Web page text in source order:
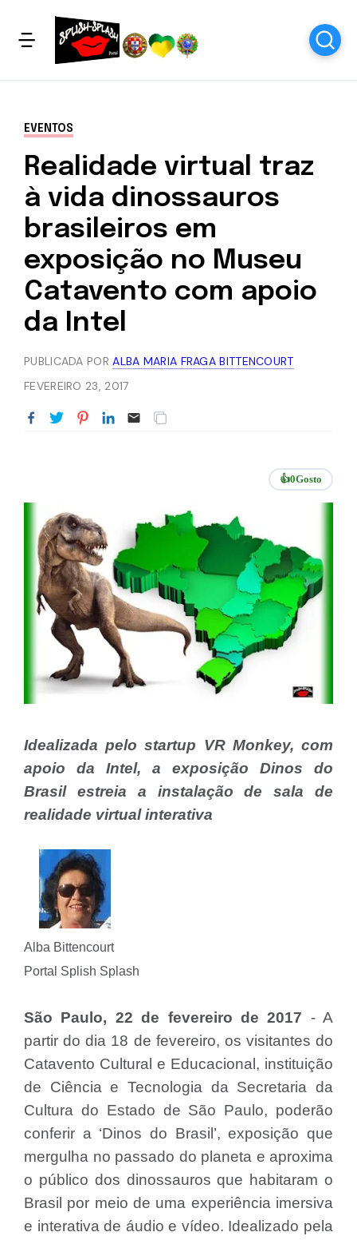
EVENTOS
Realidade virtual traz
à vida dinossauros
brasileiros em
exposição no Museu
Catavento com apoio
da Intel
PUBLICADA PORALBA MARIA FRAGA BITTENCOURT
FEVEREIRO 23, 2017
👍0Gosto
Idealizada pelo startup VR Monkey, com
apoio da Intel, a exposição Dinos do
Brasil estreia a instalação de sala de
realidade virtual interativa
Alba Bittencourt
Portal Splish Splash
São Paulo, 22 de fevereiro de 2017 - A
partir do dia 18 de fevereiro, os visitantes do
Catavento Cultural e Educacional, instituição
de Ciência e Tecnologia da Secretaria da
Cultura do Estado de São Paulo, poderão
conferir a ‘Dinos do Brasil’, exposição que
mergulha no passado do planeta e aproxima
o público dos dinossauros que habitaram o
Brasil por meio de uma experiência imersiva
e interativa de áudio e vídeo. Idealizado pela